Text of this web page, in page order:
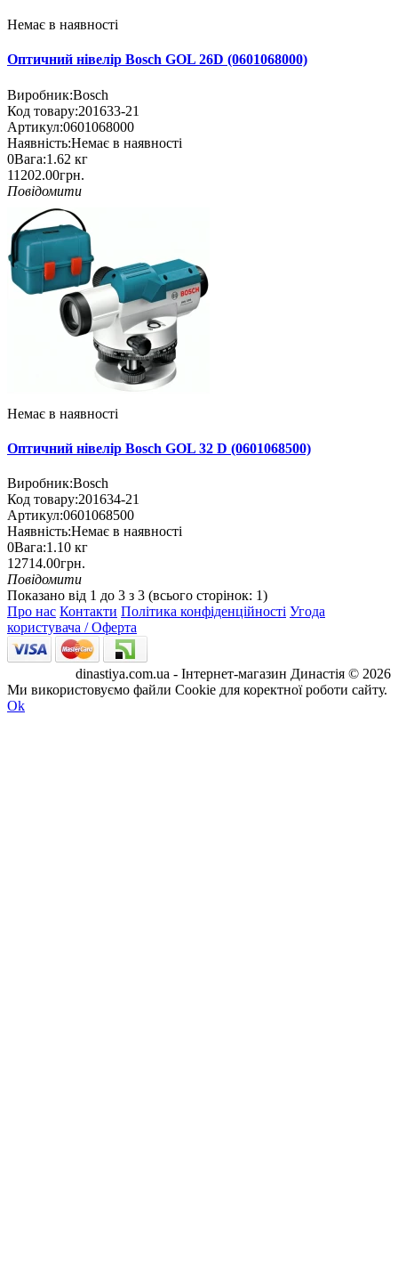
Немає в наявності
Оптичний нівелір Bosch GOL 26D (0601068000)
Виробник:Bosch
Код товару:201633-21
Артикул:0601068000
Наявність:Немає в наявності
0Вага:1.62 кг
11202.00грн.
Повідомити
Немає в наявності
Оптичний нівелір Bosch GOL 32 D (0601068500)
Виробник:Bosch
Код товару:201634-21
Артикул:0601068500
Наявність:Немає в наявності
0Вага:1.10 кг
12714.00грн.
Повідомити
Показано від 1 до 3 з 3 (всього сторінок: 1)
Про нас Контакти Політика конфіденційності Угода
користувача / Оферта
dinastiya.com.ua - Інтернет-магазин Династія © 2026
Ми використовуємо файли Cookie для коректної роботи сайту.
Ok